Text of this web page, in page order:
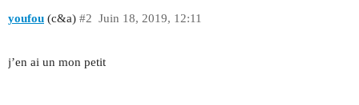
youfou (c&a) Juin 18, 2019, 12:11
#2
j’en ai un mon petit